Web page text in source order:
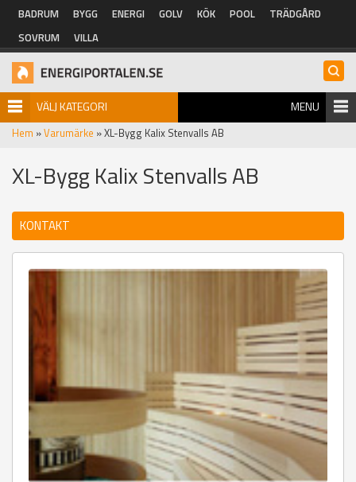
Hoppa till huvudinnehåll
BADRUM BYGG ENERGI GOLV KÖK POOL
TRÄDGÅRD
SOVRUM
VILLA
VÄLJ KATEGORI MENU
Hem »Varumärke » XL-Bygg Kalix Stenvalls AB
XL-Bygg Kalix Stenvalls AB
KONTAKT